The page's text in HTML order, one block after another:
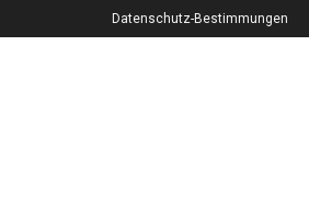
Datenschutz-Bestimmungen